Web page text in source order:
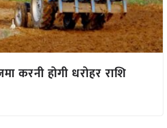
करनी होगी धरोहर राशि